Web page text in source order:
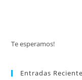
Te esperamos!
Entradas